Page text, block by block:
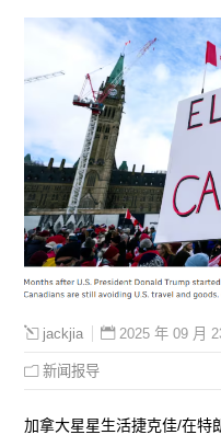
jackjia 2025 年 09 月
新闻报导
加拿大星星生活捷克佳/在特